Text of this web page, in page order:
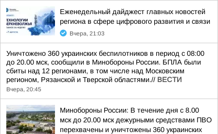
Еженедельный дайджест главных новостей
региона в сфере цифрового развития и связи
Вчера, 21:03
Уничтожено 360 украинских беспилотников в период с 08:00
до 20.00 мск, сообщили в Минобороны России. БПЛА были
сбиты над 12 регионами, в том числе над Московским
регионом, Рязанской и Тверской областями.// ВЕСТИ
Вчера, 20:45
Минобороны России: В течение дня с 8.00
мск до 20.00 мск дежурными средствами ПВО
перехвачены и уничтожены 360 украинских